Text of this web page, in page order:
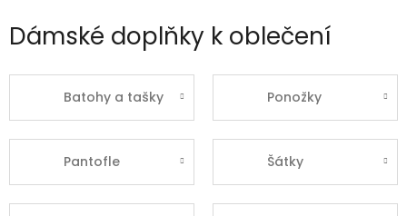
Dámské doplňky k oblečení
Batohy a tašky Ponožky
Pantofle Šátky